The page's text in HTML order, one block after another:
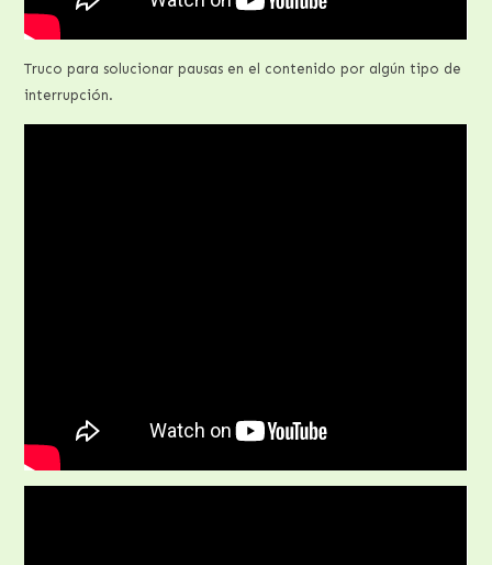
Truco para solucionar pausas en el contenido por algún tipo de
interrupción.